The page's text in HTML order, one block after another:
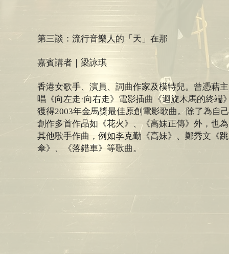
第三談：流行音樂人的「天」在那
嘉賓講者｜梁詠琪
香港女歌手、演員、詞曲作家及模特兒。曾憑藉主
唱《向左走·向右走》電影插曲《迴旋木馬的終端
獲得2003年金馬獎最佳原創電影歌曲。除了為自己
創作多首作品如《花火》、《高妹正傳》外，也為
其他歌手作曲，例如李克勤《高妹》、鄭秀文《跳
傘》、《落錯車》等歌曲。